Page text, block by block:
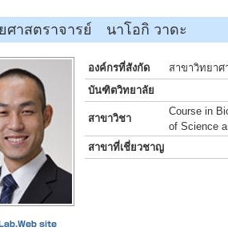
ศาสตราจารย์ นาโอกิ วาดะ
องค์กรที่สังกัด
สาขาวิทยา
บันฑิตวิทยาลัย
สาขาวิชา
Course in
of Science
สาขาที่เชี่ยวชาญ